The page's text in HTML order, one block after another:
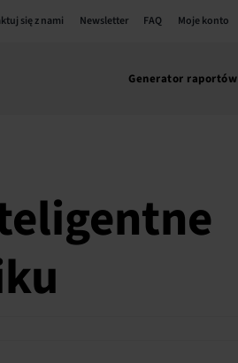
się z nami Newsletter FAQ Moje konto
Generator raportów